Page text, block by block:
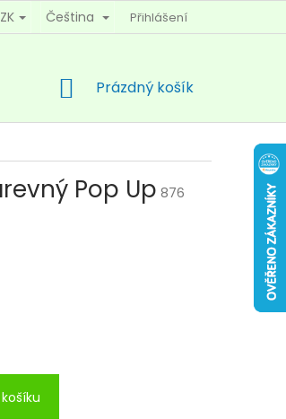
ÚDAJŮ KONTAKTY
Čeština Přihlášení
NÁKUPNÍ
Prázdný košík
Pop Up 876